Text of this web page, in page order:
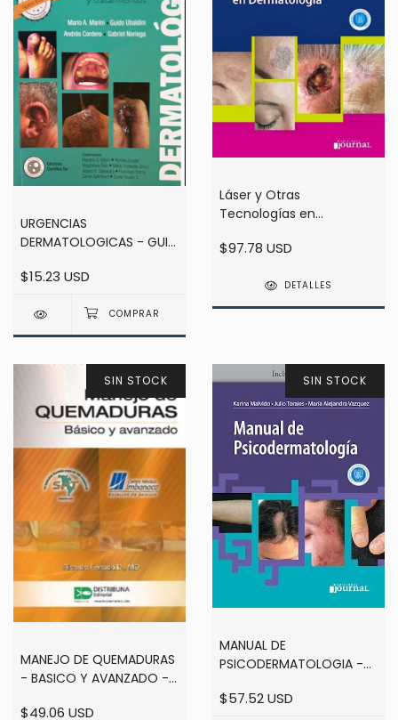
URGENCIAS
DERMATOLOGICAS - GUIA
TRATAMIENTOS - MARINI
$15.23 USD
Láser y Otras
Tecnologías en
$97.78 USD
DETALLES
SIN STOCK
MANEJO DE QUEMADURAS
- BASICO Y AVANZADO -
$49.06 USD
SIN STOCK
MANUAL DE
PSICODERMATOLOGIA -
Torales / María Alejandra
$57.52 USD